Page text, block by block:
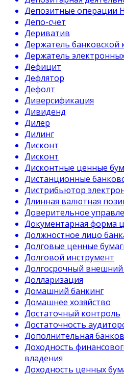
Депозитные операции
Депо-счет
Дериватив
Держатель банковской
Держатель
Дефицит
Дефлятор
Дефолт
Диверсификация
Дивиденд
Дилер
Дилинг
Дисконт
Дисконт
Дисконтные ценные
Дистанционные
Дистрибьютор
Длинная валютная
Доверительное
Документарная форма
Должностное лицо
Долговые ценные
Долговой инструмент
Долгосрочный внешний
Долларизация
Домашний банкинг
Домашнее хозяйство
Достаточный контроль
Достаточность
Дополнительная
Доходность
владения
Доходность ценных